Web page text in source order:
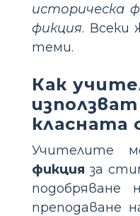
историческа
фикция. Всеки
теми.
Как
класната
Учителите
фикция за
преподаване